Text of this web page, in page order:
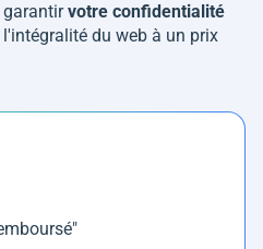
garantirvotre confidentialité
du web à un prix